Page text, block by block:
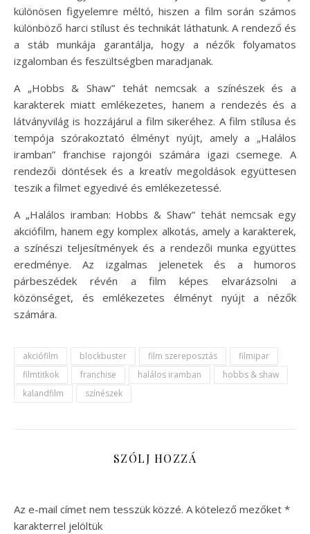
különösen figyelemre méltó, hiszen a film során számos
különböző harci stílust és technikát láthatunk. A rendező és
a stáb munkája garantálja, hogy a nézők folyamatos
izgalomban és feszültségben maradjanak.
A „Hobbs & Shaw” tehát nemcsak a színészek és a
karakterek miatt emlékezetes, hanem a rendezés és a
látványvilág is hozzájárul a film sikeréhez. A film stílusa és
tempója szórakoztató élményt nyújt, amely a „Halálos
iramban” franchise rajongói számára igazi csemege. A
rendezői döntések és a kreatív megoldások együttesen
teszik a filmet egyedivé és emlékezetessé.
A „Halálos iramban: Hobbs & Shaw” tehát nemcsak egy
akciófilm, hanem egy komplex alkotás, amely a karakterek,
a színészi teljesítmények és a rendezői munka együttes
eredménye. Az izgalmas jelenetek és a humoros
párbeszédek révén a film képes elvarázsolni a
közönséget, és emlékezetes élményt nyújt a nézők
számára.
akciófilm blockbuster film szereposztás
filmipar
filmtitkok
franchise halálos iramban
hobbs & shaw
kalandfilm
színészek
SZÓLJ HOZZÁ
Az e-mail címet nem tesszük közzé. A kötelező mezőket *
karakterrel jelöltük